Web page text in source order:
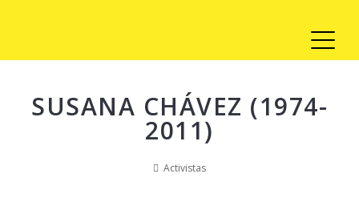
SUSANA CHÁVEZ (1974-
2011)
Activistas